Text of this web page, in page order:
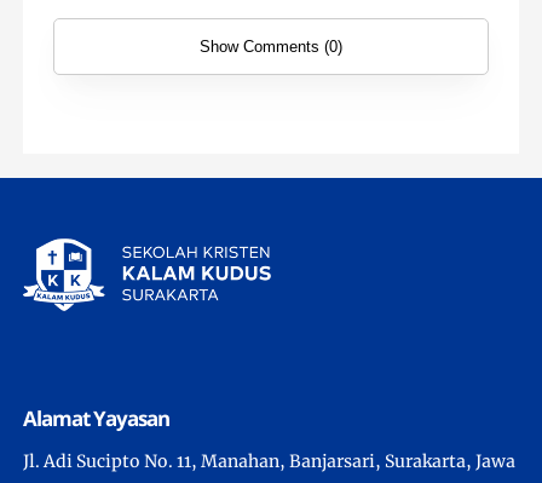
Show Comments (0)
Alamat Yayasan
Jl. Adi Sucipto No. 11, Manahan, Banjarsari, Surakarta, Jawa